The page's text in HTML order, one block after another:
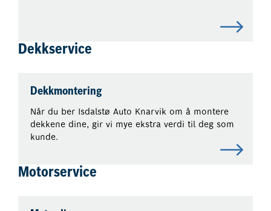
Dekkservice
Dekkmontering
Når du ber Isdalstø Auto Knarvik om å montere
dekkene dine, gir vi mye ekstra verdi til deg som
kunde.
Motorservice